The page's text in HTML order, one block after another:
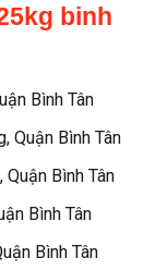
binh
Bình Tân
Quận Bình Tân
Bình Tân
Bình Tân
Bình Tân